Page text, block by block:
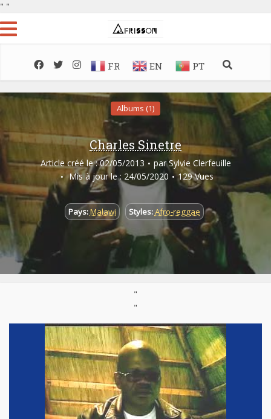
" "
FR EN PT
Albums (1)
Charles Sinetre
Article créé le : 02/05/2013 par Sylvie Clerfeuille
Mis à jour le : 24/05/2020
129 Vues
Pays: Malawi Styles:Afro-reggae
"
"